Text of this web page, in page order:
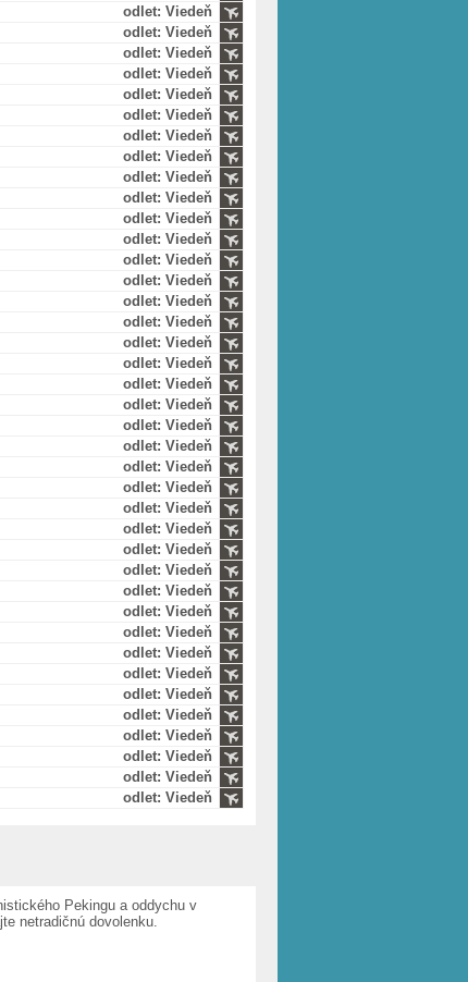
odlet: Viedeň
odlet: Viedeň
odlet: Viedeň
odlet: Viedeň
odlet: Viedeň
odlet: Viedeň
odlet: Viedeň
odlet: Viedeň
odlet: Viedeň
odlet: Viedeň
odlet: Viedeň
odlet: Viedeň
odlet: Viedeň
odlet: Viedeň
odlet: Viedeň
odlet: Viedeň
odlet: Viedeň
odlet: Viedeň
odlet: Viedeň
odlet: Viedeň
odlet: Viedeň
odlet: Viedeň
odlet: Viedeň
odlet: Viedeň
odlet: Viedeň
odlet: Viedeň
odlet: Viedeň
odlet: Viedeň
odlet: Viedeň
odlet: Viedeň
odlet: Viedeň
odlet: Viedeň
odlet: Viedeň
odlet: Viedeň
odlet: Viedeň
odlet: Viedeň
odlet: Viedeň
odlet: Viedeň
odlet: Viedeň
Pekingu a oddychu v
netradičnú dovolenku.